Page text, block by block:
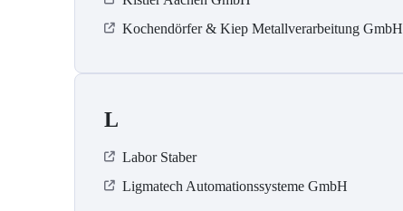
Kochendörfer & Kiep Metallverarbeitung GmbH
L
Labor Staber
Ligmatech Automationssysteme GmbH